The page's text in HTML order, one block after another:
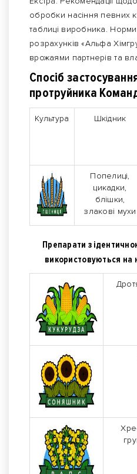
обробки насіння певних
таблиці виробника. Норми
розрахунків «Альфа
врожаями партнерів та
Спосіб
протруйника
Культура Шкідник
Попелиці,
цикадки,
блішки,
злакові мухи
Препарати з
використовуються на